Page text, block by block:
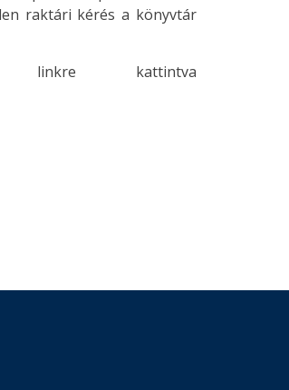
raktári kérés a könyvtár
kattintva